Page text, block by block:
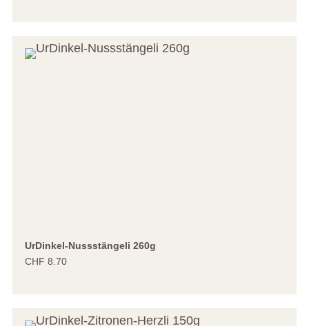
UrDinkel-Nussstängeli 260g
CHF 8.70